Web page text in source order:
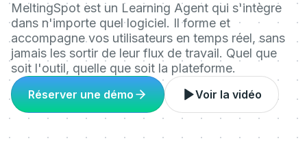
MeltingSpot est un Learning Agent qui s'intègre
dans n'importe quel logiciel. Il forme et
accompagne vos utilisateurs en temps réel, sans
jamais les sortir de leur flux de travail. Quel que
soit l'outil, quelle que soit la plateforme.
Réserver une démo Voir la vidéo